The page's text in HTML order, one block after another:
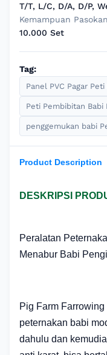
T/T, L/C, D/A, D/P,
Kemampuan
10.000 Set
Tag:
Panel PVC Pagar
Peti Pembibitan Babi
penggemukan babi
Product Description
DESKRIPSI
Peralatan
Menabur Babi
Pig Farm
peternakan babi
dahulu dan